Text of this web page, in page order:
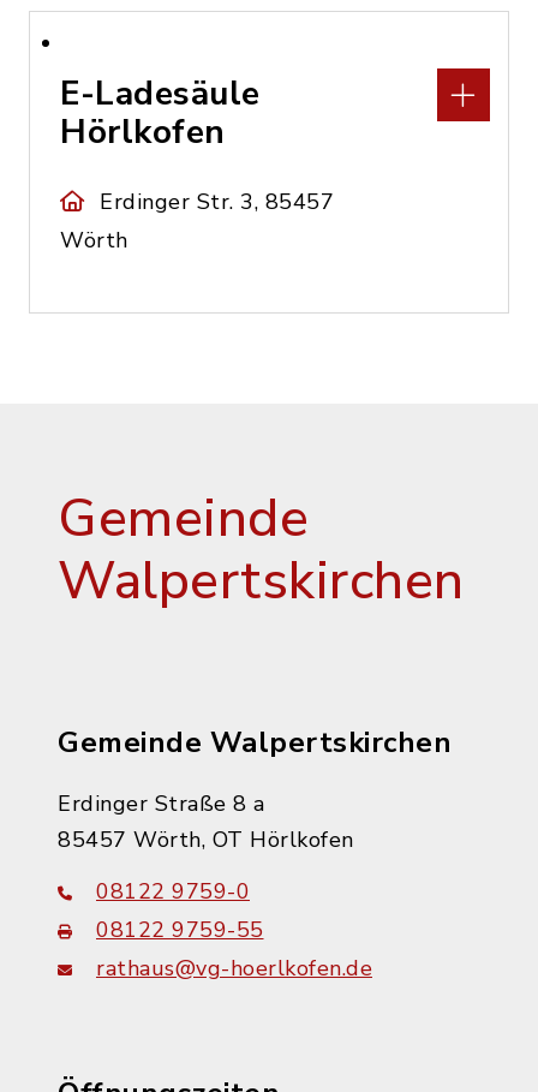
E-Ladesäule
Hörlkofen
Erdinger Str. 3, 85457
Wörth
Gemeinde
Walpertskirchen
Gemeinde Walpertskirchen
Erdinger Straße 8 a
85457 Wörth, OT Hörlkofen
08122 9759-0
08122 9759-55
rathaus@vg-hoerlkofen.de